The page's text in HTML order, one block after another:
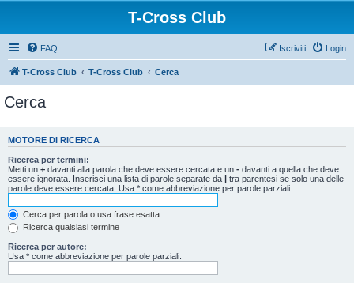
T-Cross Club
FAQ Login
Iscriviti
T-Cross Club T-Cross Club Cerca
Cerca
MOTORE DI RICERCA
Ricerca per termini:
Metti un + davanti alla parola che deve essere cercata e un - davanti a quella che deve
essere ignorata. Inserisci una lista di parole separate da | tra parentesi se solo una delle
parole deve essere cercata. Usa * come abbreviazione per parole parziali.
Cerca per parola o usa frase esatta
Ricerca qualsiasi termine
Ricerca per autore:
Usa * come abbreviazione per parole parziali.